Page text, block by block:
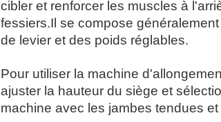
cibler et renforcer les muscles à
fessiers.Il se compose
de levier et des poids réglables.
Pour utiliser la machine
ajuster la hauteur du siège et
machine avec les jambes tendues